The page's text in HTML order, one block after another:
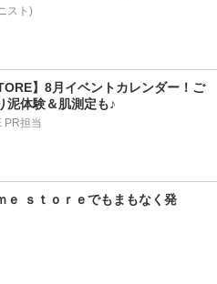
スト)
】8月イベントカレンダー！ご
泥体験＆肌測定も♪
PR担当
ｅ ｓｔｏｒｅでもまもなく発